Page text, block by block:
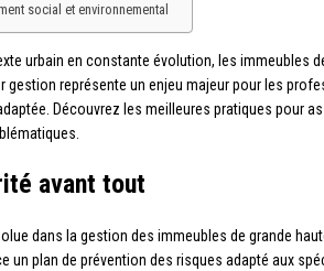
social et environnemental
urbain en constante évolution, les immeubles
gestion représente un enjeu majeur pour les
Découvrez les meilleures pratiques pour
avant tout
dans la gestion des immeubles de grande
un plan de prévention des risques adapté aux